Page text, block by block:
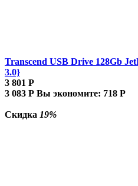
Transcend USB Drive 128Gb
3.0}
3 801 Р
3 083 Р Вы экономите: 718 Р
Скидка 19%